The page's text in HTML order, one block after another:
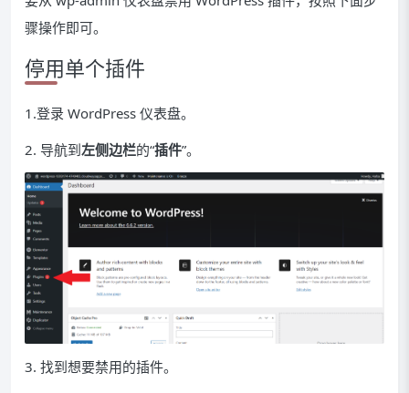
骤操作即可。
停用单个插件
1.登录 WordPress 仪表盘。
2. 导航到左侧边栏的“插件”。
3. 找到想要禁用的插件。